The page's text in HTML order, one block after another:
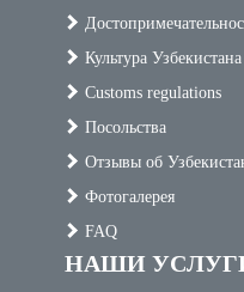
Культура Узбекистана
Customs regulations
Посольства
Отзывы об
Фотогалерея
FAQ
НАШИ